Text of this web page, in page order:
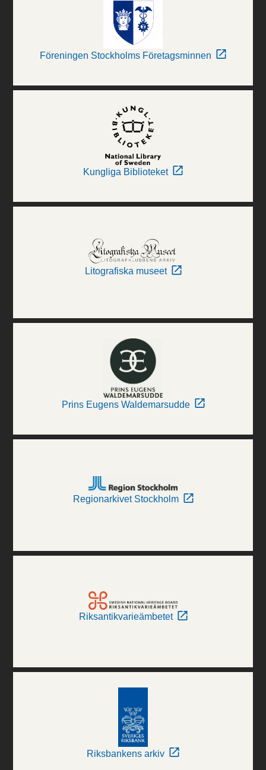
Föreningen Stockholms Företagsminnen
Kungliga Biblioteket
Litografiska museet
Prins Eugens Waldemarsudde
Regionarkivet Stockholm
Riksantikvarieämbetet
Riksbankens arkiv